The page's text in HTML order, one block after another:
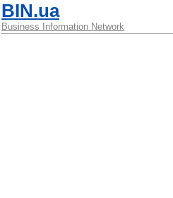
BIN.ua
Business Information Network